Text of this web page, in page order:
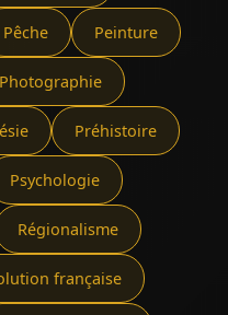
Pêche Peinture
Photographie
Préhistoire
Psychologie
Régionalisme
française